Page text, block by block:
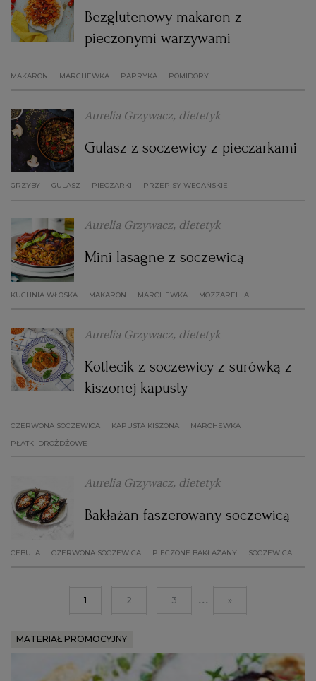
Bezglutenowy makaron z
pieczonymi warzywami
MAKARON MARCHEWKA PAPRYKA POMIDORY
Aurelia Grzywacz, dietetyk
Gulasz z soczewicy z pieczarkami
GRZYBY GULASZ PIECZARKI PRZEPISY WEGAŃSKIE
Aurelia Grzywacz, dietetyk
Mini lasagne z soczewicą
KUCHNIA WŁOSKA MAKARON MARCHEWKA MOZZARELLA
Aurelia Grzywacz, dietetyk
Kotlecik z soczewicy z surówką z
kiszonej kapusty
CZERWONA SOCZEWICA KAPUSTA KISZONA
MARCHEWKA
PŁATKI DROŻDŻOWE
Aurelia Grzywacz, dietetyk
Bakłażan faszerowany soczewicą
CEBULA CZERWONA SOCZEWICA PIECZONE BAKŁAŻANY SOCZEWICA
1 2 3 ... »
MATERIAŁ PROMOCYJNY